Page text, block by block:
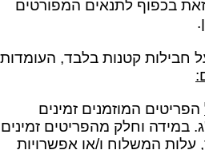
בכפוף לתנאים המפורטים
חבילות קטנות בלבד, העומדות
הפריטים המוזמנים זמינים
במידה וחלק מהפריטים זמינים
עלות המשלוח ו/או אפשרויות